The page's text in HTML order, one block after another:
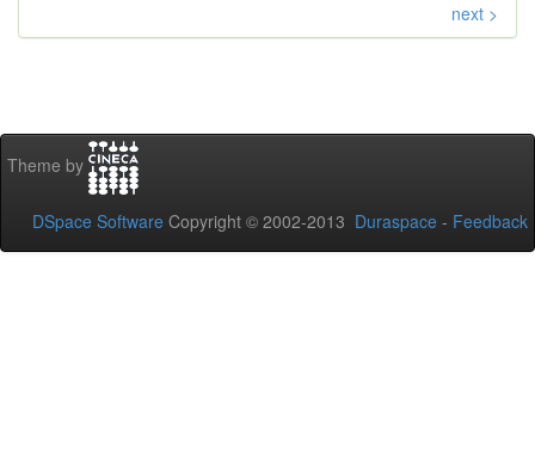
next >
Theme by
DSpace Software Copyright © 2002-2013 Duraspace - Feedback